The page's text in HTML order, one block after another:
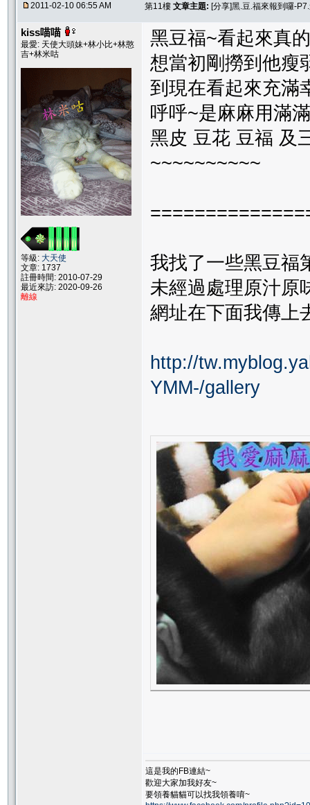
2011-02-10 06:55 AM 第11樓 文章主題: [分享]黑.豆.福來報到囉-
kiss喵喵
最愛: 天使大頭妹+林小比+林憨
吉+林米咕
等級: 大天使
文章: 1737
註冊時間: 2010-07-29
最近來訪: 2020-09-26
離線
黑豆福~看起來真
想當初剛撈到他瘦
到現在看起來充滿
呼呼~是麻麻用滿
黑皮 豆花 豆福 及
~~~~~~~~~~
我找了一些黑豆福
未經過處理原汁原
網址在下面我傳上
http://
YMM-/gallery
這是我的FB連結~
歡迎大家加我好友~
要領養貓貓可以找我領養唷~